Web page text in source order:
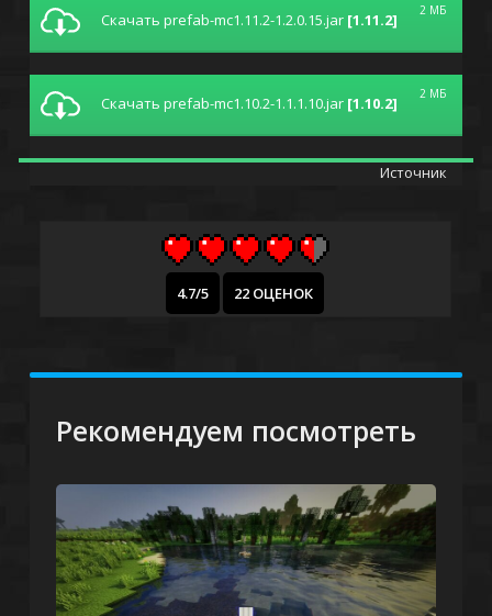
Скачать prefab-mc1.11.2-1.2.0.15.jar [1.11.2]
2 МБ
Скачать prefab-mc1.10.2-1.1.1.10.jar [1.10.2]
2 МБ
Источник
4.7/5 22 ОЦЕНОК
Рекомендуем посмотреть